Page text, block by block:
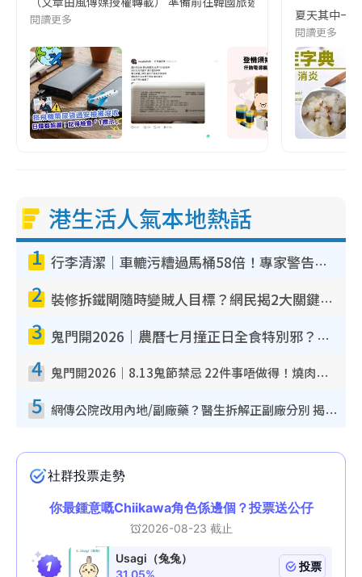
閱讀更多
夏天其中一
閱讀更多
港生活人氣本地熱話
1 行李清潔｜車轆污糟過馬桶58倍！專家警告忌用酒精抹 教1招免污手除菌
2 裝修拆鐵閘隨時變賊人目標？網民揭2大關鍵用途：裝新式等於白裝？附新舊鐵閘分別
3 鬼門開2026｜農曆七月撞正日全食特別邪？專家警告切忌做一事！揭4大禁忌+2招保平安
4 鬼門開2026｜8.13鬼節禁忌 22件事唔做得！燒肉、刺身要少食？半夜勿吹口哨/打呢個電話
5 網傳公院改用內地/副廠藥？醫生拆解正副廠分別 揭4類人換藥隨時出事